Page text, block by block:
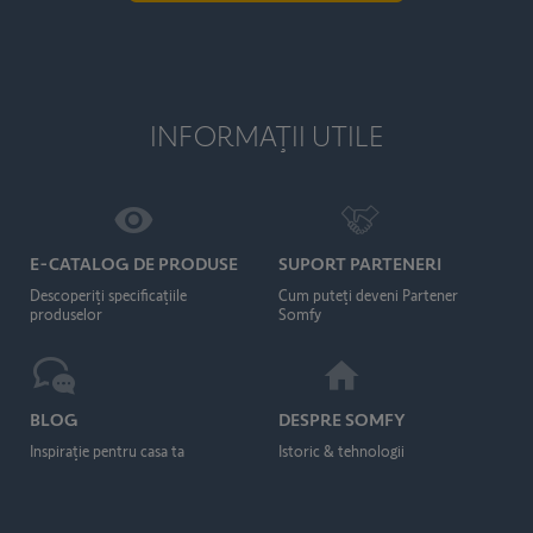
INFORMAŢII UTILE
E-CATALOG DE PRODUSE
Descoperiţi specificaţiile
produselor
SUPORT PARTENERI
Cum puteţi deveni Partener
Somfy
BLOG
Inspiraţie pentru casa ta
DESPRE SOMFY
Istoric & tehnologii